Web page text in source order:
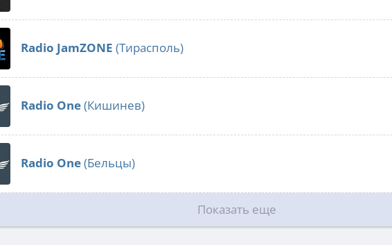
Radio JamZONE (Тирасполь)
Radio One(Кишинев)
Radio One(Бельцы)
Показать еще